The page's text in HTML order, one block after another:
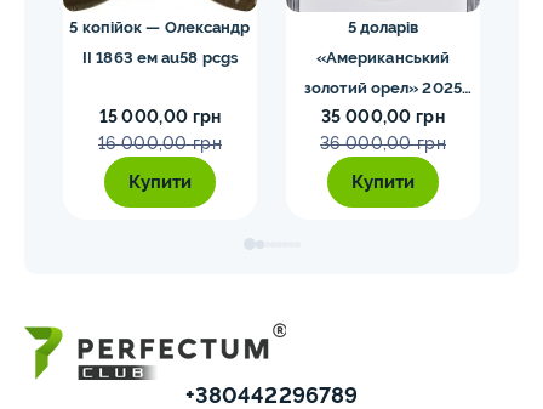
5 копійок — Олександр
II 1863 ем au58 pcgs
15 000,00 грн
16 000,00 грн
Купити
5 доларів
«Американський
золотий орел» 2025
MS70 NGC орел тип2
35 000,00 грн
36 000,00 грн
Купити
+380442296789